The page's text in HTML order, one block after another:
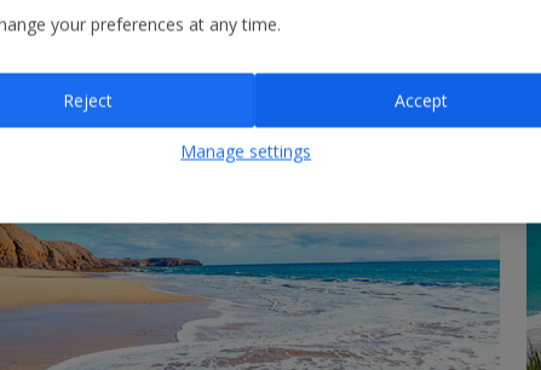
your preferences at any time.
Manage settings
Reject Accept